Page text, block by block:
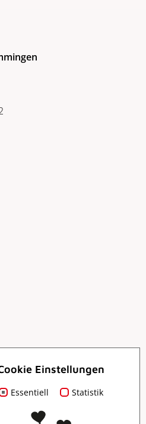
Einstellungen
Essentiell Statistik